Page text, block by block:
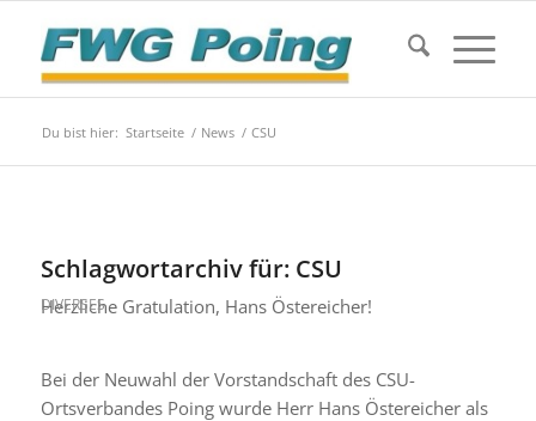
Du bist hier: Startseite / News / CSU
Schlagwortarchiv für: CSU
Herzliche Gratulation, Hans Östereicher!
DIVERSES
Bei der Neuwahl der Vorstandschaft des CSU-
Ortsverbandes Poing wurde Herr Hans Östereicher als